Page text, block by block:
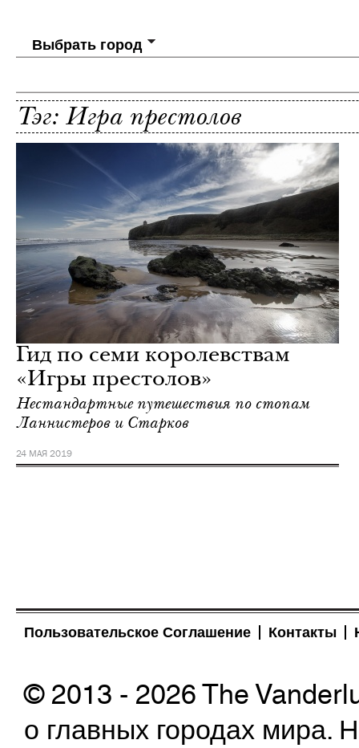
Выбрать город
Тэг: Игра престолов
Гид по семи королевствам
«Игры престолов»
Нестандартные путешествия по стопам
Ланнистеров и Старков
24 МАЯ 2019
Пользовательское Соглашение Контакты
© 2013 - 2026 The
о главных городах